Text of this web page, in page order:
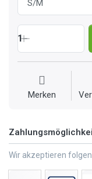
1
Merken
Wir akzeptieren